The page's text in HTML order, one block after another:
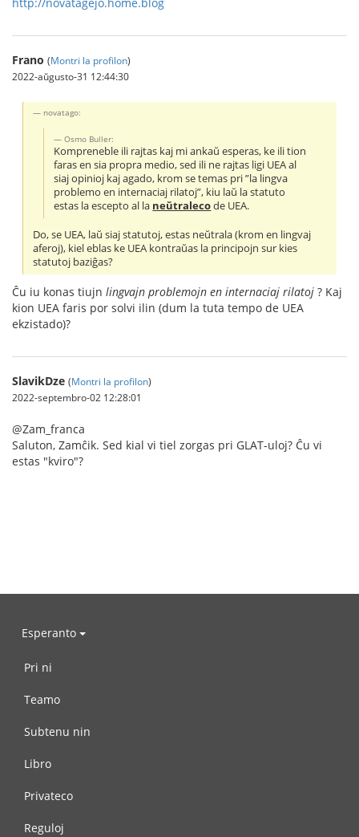
Frano (Montri la profilon)
2022-aŭgusto-31 12:44:30
novatago:
Osmo Buller:
Kompreneble ili rajtas kaj mi ankaŭ esperas, ke ili tion
faras en sia propra medio, sed ili ne rajtas ligi UEA al
siaj opinioj kaj agado, krom se temas pri ”la lingva
problemo en internaciaj rilatoj”, kiu laŭ la statuto
estas la escepto al la neŭtralecode UEA.
Do, se UEA, laŭ siaj statutoj, estas neŭtrala (krom en lingvaj
aferoj), kiel eblas ke UEA kontraŭas la principojn sur kies
statutoj baziĝas?
Ĉu iu konas tiujn lingvajn problemojn en internaciaj rilatoj ? Kaj
kion UEA faris por solvi ilin (dum la tuta tempo de UEA
ekzistado)?
SlavikDze (Montri la profilon)
2022-septembro-02 12:28:01
@Zam_franca
Saluton, Zamĉik. Sed kial vi tiel zorgas pri GLAT-uloj? Ĉu vi
estas "kviro"?
Esperanto
Pri ni
Teamo
Subtenu nin
Libro
Privateco
Reguloj